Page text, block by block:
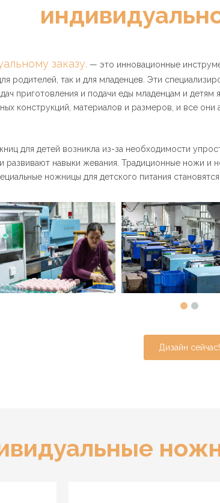
заказу. — это инновационные
родителей, так и для младенцев. Эти
приготовления и подачи еды младенцам и
конструкций, материалов и размеров, и все
для детей возникла из-за необходимости
развивают навыки жевания. Традиционные ножи
ножницы для детского питания
Дизайн сейчас!